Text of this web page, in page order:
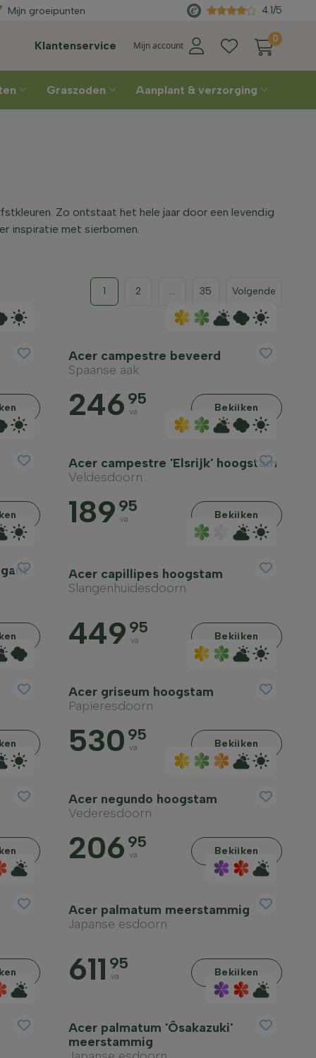
Mijn groeipunten 4.1/5
Klantenservice Mijn account
0
Graszoden Aanplant & verzorging
Zo ontstaat het hele jaar door een levendig
inspiratie met sierbomen.
1 2 ... 35 Volgende
Acer campestre beveerd
Spaanse aak
246 95
va Bekijken
Acer campestre 'Elsrijk' hoogstam
Veldesdoorn
189 95
va Bekijken
Acer capillipes hoogstam
Slangenhuidesdoorn
449 95
va Bekijken
Acer griseum hoogstam
Papieresdoorn
530 95
va Bekijken
Acer negundo hoogstam
Vederesdoorn
206 95
va Bekijken
Acer palmatum meerstammig
Japanse esdoorn
611 95
va Bekijken
Acer palmatum 'Ôsakazuki'
meerstammig